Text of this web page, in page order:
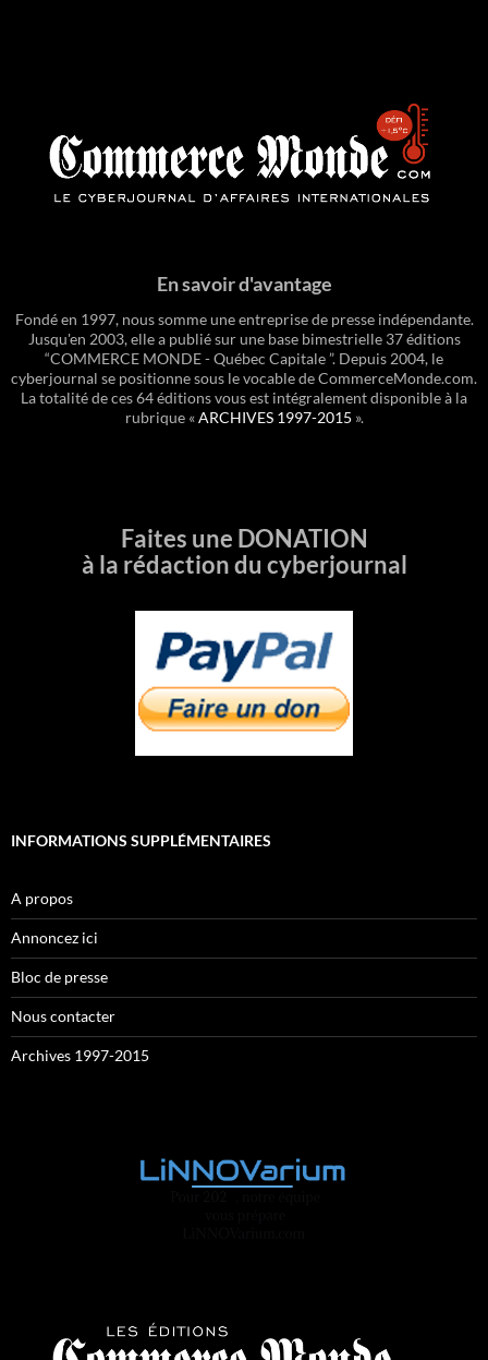
En savoir d'avantage
Fondé en 1997, nous somme une entreprise de presse indépendante.
Jusqu'en 2003, elle a publié sur une base bimestrielle 37 éditions
“COMMERCE MONDE - Québec Capitale ”. Depuis 2004, le
cyberjournal se positionne sous le vocable de CommerceMonde.com.
La totalité de ces 64 éditions vous est intégralement disponible à la
rubrique «ARCHIVES 1997-2015 ».
Faites une DONATION
à la rédaction du cyberjournal
INFORMATIONS SUPPLÉMENTAIRES
A propos
Annoncez ici
Bloc de presse
Nous contacter
Archives 1997-2015